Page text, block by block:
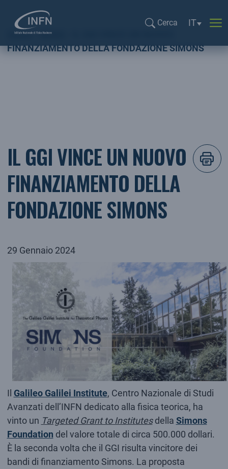
Cerca
IT
Home
NEWS
FINANZIAMENTO DELLA FONDAZIONE SIMONS
IL GGI VINCE UN NUOVO
FINANZIAMENTO DELLA
FONDAZIONE SIMONS
29 Gennaio 2024
Il Galileo Galilei Institute, Centro Nazionale di Studi
Avanzati dell’INFN dedicato alla fisica teorica, ha
vinto un Targeted Grant to Institutesdella Simons
Foundation del valore totale di circa 500.000 dollari.
È la seconda volta che il GGI risulta vincitore dei
bandi di finanziamento Simons. La proposta